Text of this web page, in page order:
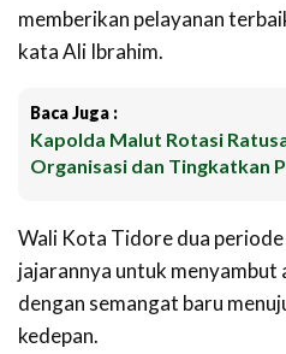
memberikan pelayanan
kata Ali Ibrahim.
Baca Juga :
Kapolda Malut Rotasi
Organisasi dan Tingkatkan
Wali Kota Tidore dua periode
jajarannya untuk menyambut
dengan semangat baru
kedepan.